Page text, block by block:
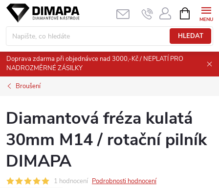
Přejít
obsah
HLEDAT
NÁKUPNÍ
KOŠÍK
Doprava zdarma při objednávce nad 3000,-Kč / NEPLATÍ PRO
NADROZMĚRNÉ ZÁSILKY
Broušení
Diamantová fréza kulatá
30mm M14 / rotační pilník
DIMAPA
1 hodnocení Podrobnosti hodnocení